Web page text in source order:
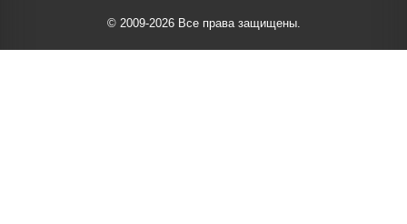
© 2009-2026 Все права защищены.